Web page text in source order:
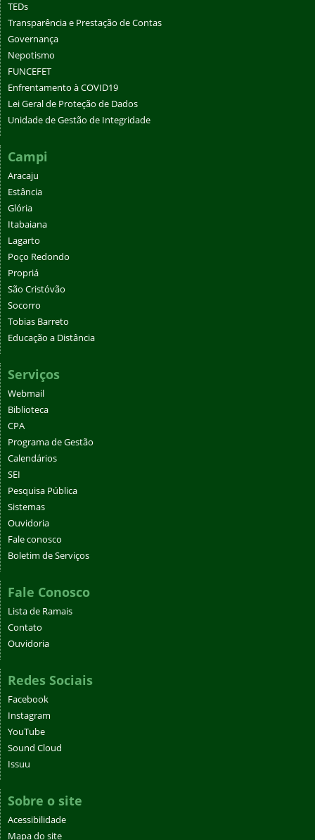
TEDs
Transparência e Prestação de Contas
Governança
Nepotismo
FUNCEFET
Enfrentamento à COVID19
Lei Geral de Proteção de Dados
Unidade de Gestão de Integridade
Campi
Aracaju
Estância
Glória
Itabaiana
Lagarto
Poço Redondo
Propriá
São Cristóvão
Socorro
Tobias Barreto
Educação a Distância
Serviços
Webmail
Biblioteca
CPA
Programa de Gestão
Calendários
SEI
Pesquisa Pública
Sistemas
Ouvidoria
Fale conosco
Boletim de Serviços
Fale Conosco
Lista de Ramais
Contato
Ouvidoria
Redes Sociais
Facebook
Instagram
YouTube
Sound Cloud
Issuu
Sobre o site
Acessibilidade
Mapa do site